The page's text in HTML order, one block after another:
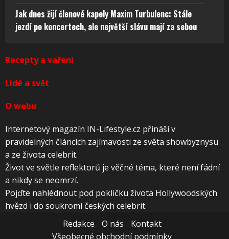
Jak dnes žijí členové kapely Maxim Turbulenc: Stále
jezdí po koncertech, ale největší slávu mají za sebou
Recepty a vaření
Lidé a svět
O webu
Internetový magazín IN-Lifestyle.cz přináší v
pravidelných článcích zajímavosti ze světa showbyznysu
a ze života celebrit.
Život ve světle reflektorů je věčné téma, které není fádní
a nikdy se neomrzí.
Pojďte nahlédnout pod pokličku života Hollywoodských
hvězd i do soukromí českých celebrit.
Redakce
O nás
Kontakt
Všeobecné obchodní podmínky